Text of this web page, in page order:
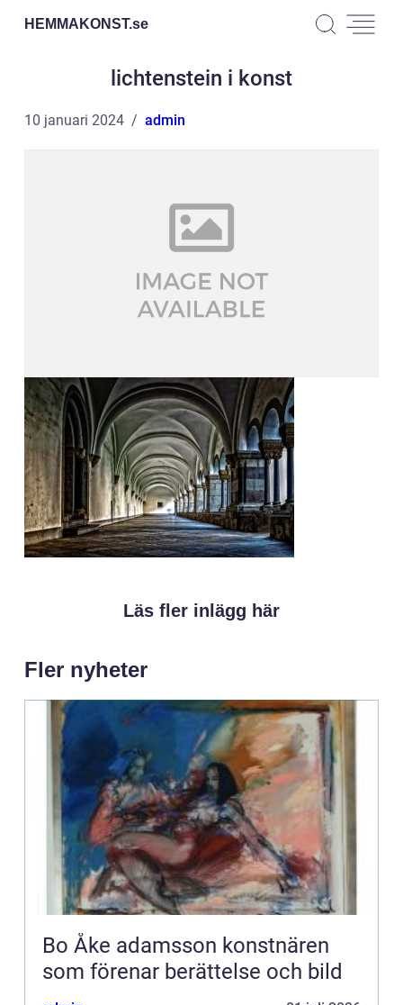
HEMMAKONST.se
lichtenstein i konst
10 januari 2024 admin
Läs fler inlägg här
Fler nyheter
Bo Åke adamsson konstnären
som förenar berättelse och bild